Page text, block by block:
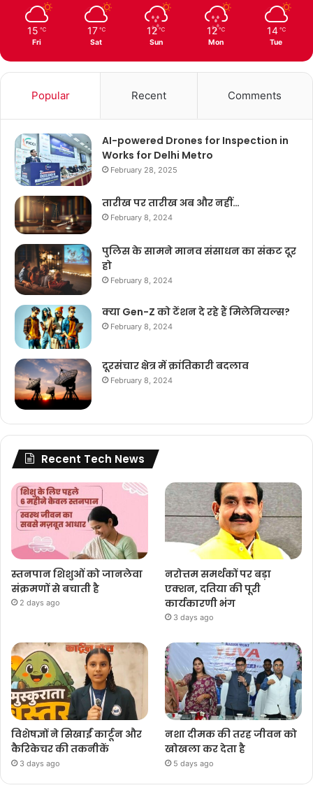
15 ℃
Fri
17 ℃
Sat
12 ℃
Sun
12 ℃
Mon
14 ℃
Tue
Popular Recent Comments
AI-powered Drones for Inspection in
Works for Delhi Metro
February 28, 2025
तारीख पर तारीख अब और नहीं…
February 8, 2024
पुलिस के सामने मानव संसाधन का संकट दूर
हो
February 8, 2024
क्या Gen-Z को टेंशन दे रहे हैं मिलेनियल्स?
February 8, 2024
दूरसंचार क्षेत्र में क्रांतिकारी बदलाव
February 8, 2024
Recent Tech News
स्तनपान शिशुओं को जानलेवा
संक्रमणों से बचाती है
2 days ago
नरोत्तम समर्थकों पर बड़ा
एक्शन, दतिया की पूरी
कार्यकारणी भंग
3 days ago
विशेषज्ञों ने सिखाईं कार्टून और
कैरिकेचर की तकनीकें
3 days ago
नशा दीमक की तरह जीवन को
खोखला कर देता है
5 days ago